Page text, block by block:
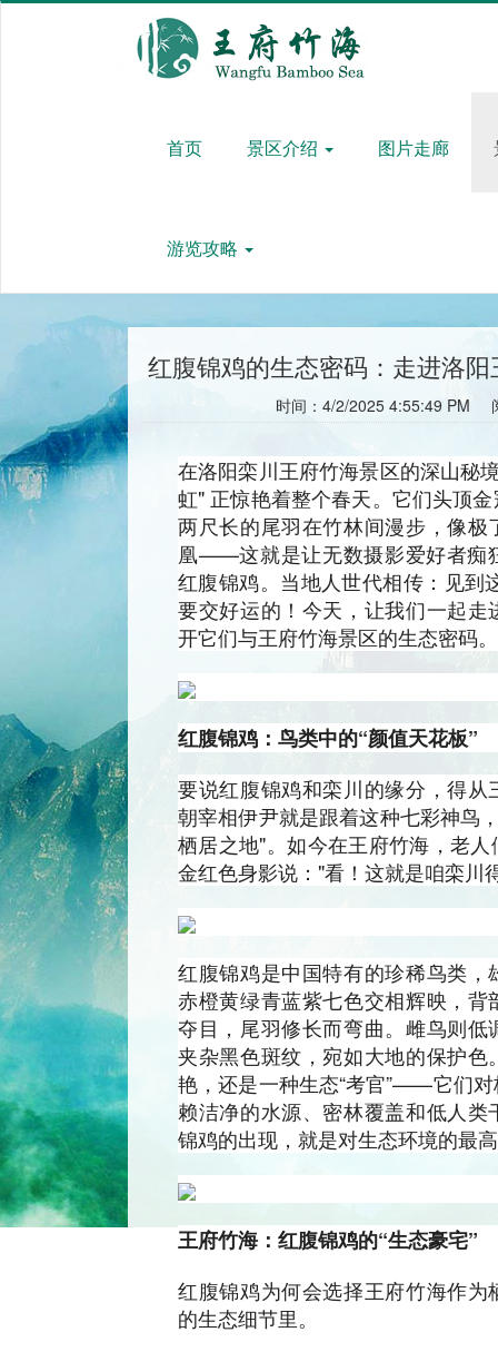
首页 景区介绍 图片走廊
游览攻略
红腹锦鸡的生态密码：走进洛阳
时间：4/2/2025 4:55:49 PM
在洛阳栾川王府竹海景区的深山秘
虹" 正惊艳着整个春天。它们头顶
两尺长的尾羽在竹林间漫步，像极
凰——这就是让无数摄影爱好者痴
红腹锦鸡。当地人世代相传：见到
要交好运的！今天，让我们一起走
开它们与王府竹海景区的生态密码。
红腹锦鸡：鸟类中的“颜值天花板”
要说红腹锦鸡和栾川的缘分，得从
朝宰相伊尹就是跟着这种七彩神鸟
栖居之地"。如今在王府竹海，老
金红色身影说："看！这就是咱栾川
红腹锦鸡是中国特有的珍稀鸟类，
赤橙黄绿青蓝紫七色交相辉映，背
夺目，尾羽修长而弯曲。雌鸟则低
夹杂黑色斑纹，宛如大地的保护色
艳，还是一种生态“考官”——它们
赖洁净的水源、密林覆盖和低人
锦鸡的出现，就是对生态环境的最
王府竹海：红腹锦鸡的“生态豪宅”
红腹锦鸡为何会选择王府竹海作为
的生态细节里。